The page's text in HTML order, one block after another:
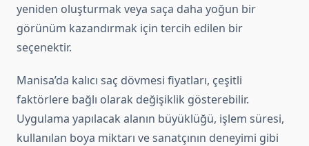
yeniden oluşturmak veya saça daha yoğun bir
görünüm kazandırmak için tercih edilen bir
seçenektir.
Manisa’da kalıcı saç dövmesi fiyatları, çeşitli
faktörlere bağlı olarak değişiklik gösterebilir.
Uygulama yapılacak alanın büyüklüğü, işlem süresi,
kullanılan boya miktarı ve sanatçının deneyimi gibi